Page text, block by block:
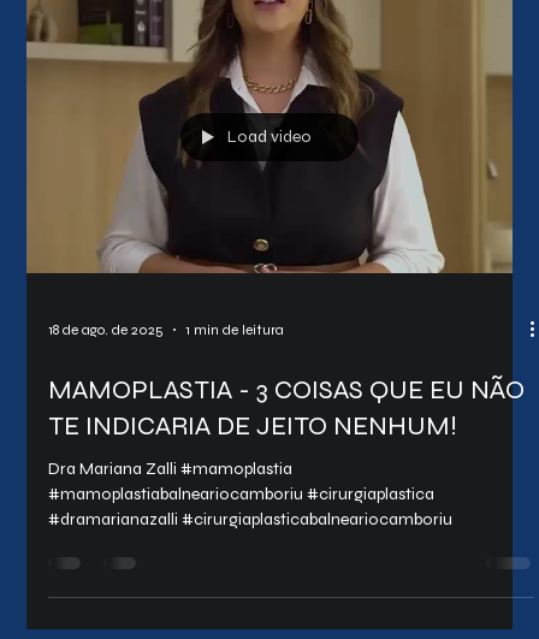
#cirurgiaplasticabalneariocamboriu #dramarianazalli
Load video
18 de ago. de 2025 1 min de leitura
MAMOPLASTIA - 3 COISAS QUE EU NÃO
TE INDICARIA DE JEITO NENHUM!
Dra Mariana Zalli #mamoplastia